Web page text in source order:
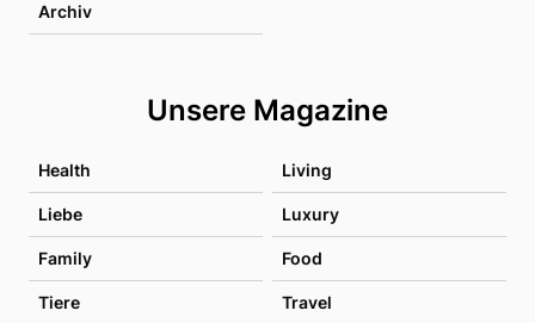
Archiv
Unsere Magazine
Health Living
Liebe Luxury
Family Food
Tiere Travel